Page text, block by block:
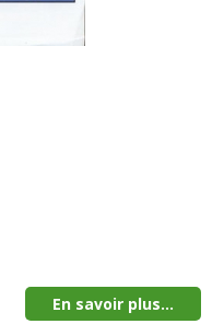
En savoir plus...